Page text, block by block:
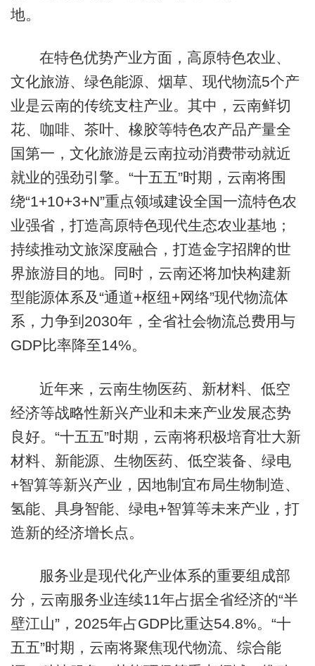
地。
在特色优势产业方面，高原特色农业、
文化旅游、绿色能源、烟草、现代物流5个产
业是云南的传统支柱产业。其中，云南鲜切
花、咖啡、茶叶、橡胶等特色农产品产量全
国第一，文化旅游是云南拉动消费带动就近
就业的强劲引擎。“十五五”时期，云南将围
绕“1+10+3+N”重点领域建设全国一流特色农
业强省，打造高原特色现代生态农业基地；
持续推动文旅深度融合，打造金字招牌的世
界旅游目的地。同时，云南还将加快构建新
型能源体系及“通道+枢纽+网络”现代物流体
系，力争到2030年，全省社会物流总费用与
GDP比率降至14%。
近年来，云南生物医药、新材料、低空
经济等战略性新兴产业和未来产业发展态势
良好。“十五五”时期，云南将积极培育壮大新
材料、新能源、生物医药、低空装备、绿电
+智算等新兴产业，因地制宜布局生物制造、
氢能、具身智能、绿电+智算等未来产业，打
造新的经济增长点。
服务业是现代化产业体系的重要组成部
分，云南服务业连续11年占据全省经济的“半
壁江山”，2025年占GDP比重达54.8%。“十
五五”时期，云南将聚焦现代物流、综合能